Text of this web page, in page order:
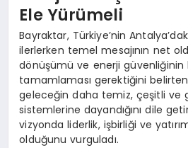
Ele Yürümeli
Bayraktar, Türkiye’nin
ilerlerken temel mesajının net
dönüşümü ve enerji güvenliğinin
tamamlaması gerektiğini
geleceğin daha temiz, çeşitli ve
sistemlerine dayandığını dile
vizyonda liderlik, işbirliği ve
olduğunu vurguladı.